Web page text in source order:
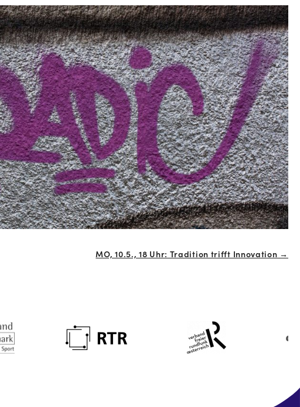
MO, 10.5., 18 Uhr: Tradition trifft Innovation →